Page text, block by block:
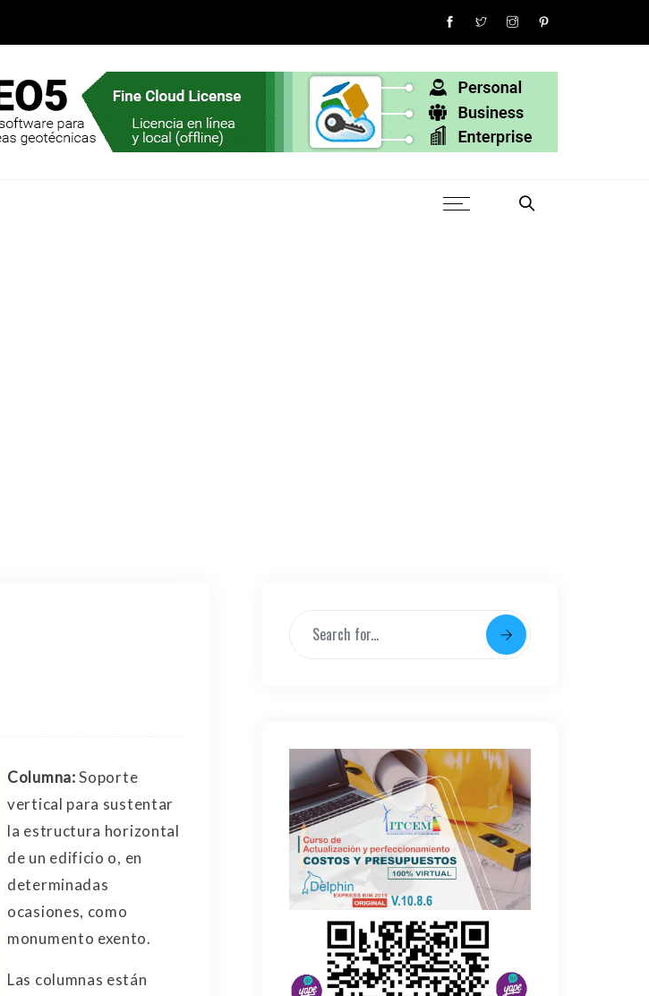
Columna:Soporte
vertical para sustentar
la estructura horizontal
de un edificio o, en
determinadas
ocasiones, como
monumento exento.
Las columnas están